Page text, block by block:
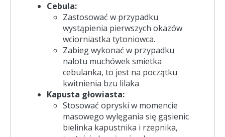
Cebula:
Zastosować w przypadku
wystąpienia pierwszych okazów
wciorniastka tytoniowca.
Zabieg wykonać w przypadku
nalotu muchówek smietka
cebulanka, to jest na początku
kwitnienia bzu lilaka
Kapusta głowiasta:
Stosować opryski w momencie
masowego wylęgania się gąsienic
bielinka kapustnika i rzepnika,